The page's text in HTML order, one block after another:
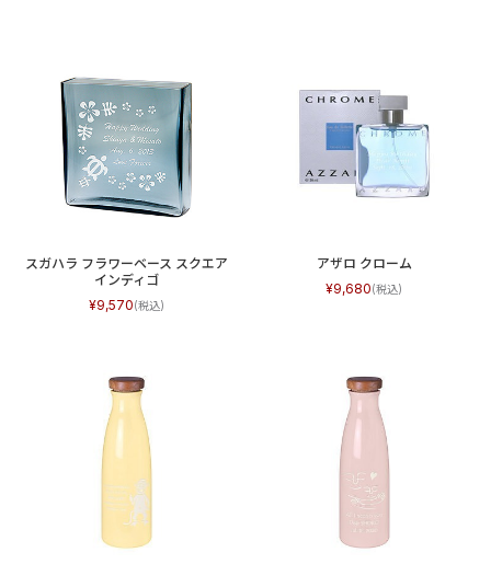
スガハラ フラワーベース スクエア
インディゴ
9,570
アザロ クローム
9,680